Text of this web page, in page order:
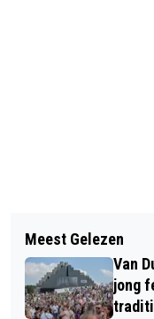
HAARLEM
GROOTSTE
VAN
START VAN DE SPECIAL OLYMPICS
SPECIAL
SPELEN
SPORT EN
Meest Gelezen
Van
jong